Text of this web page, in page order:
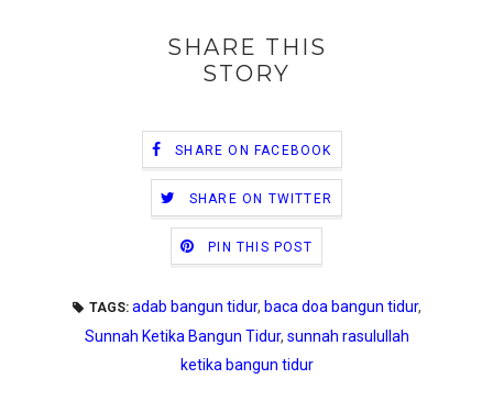
SHARE THIS
STORY
SHARE ON FACEBOOK
SHARE ON TWITTER
PIN THIS POST
TAGS: adab bangun tidur, baca doa bangun tidur,
Sunnah Ketika Bangun Tidur, sunnah rasulullah
ketika bangun tidur